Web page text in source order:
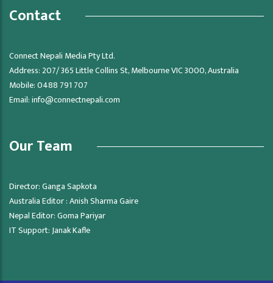
Contact
Connect Nepali Media Pty Ltd.
Address: 207/ 365 Little Collins St, Melbourne VIC 3000, Australia
Mobile: 0488 791 707
Email:info@connectnepali.com
Our Team
Director: Ganga Sapkota
Australia Editor : Anish Sharma Gaire
Nepal Editor: Goma Pariyar
IT Support: Janak Kafle